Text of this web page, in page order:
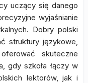
uczący się danego
wyjaśnianie
Dobry polski
struktury językowe,
skuteczne
gdy szkoła łączy w
lektorów, jak i